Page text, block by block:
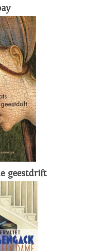
geestdrift